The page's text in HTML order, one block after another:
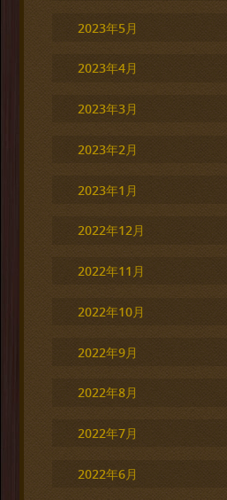
2023年5月
2023年4月
2023年3月
2023年2月
2023年1月
2022年12月
2022年11月
2022年10月
2022年9月
2022年8月
2022年7月
2022年6月